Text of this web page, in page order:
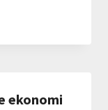
ekonomi